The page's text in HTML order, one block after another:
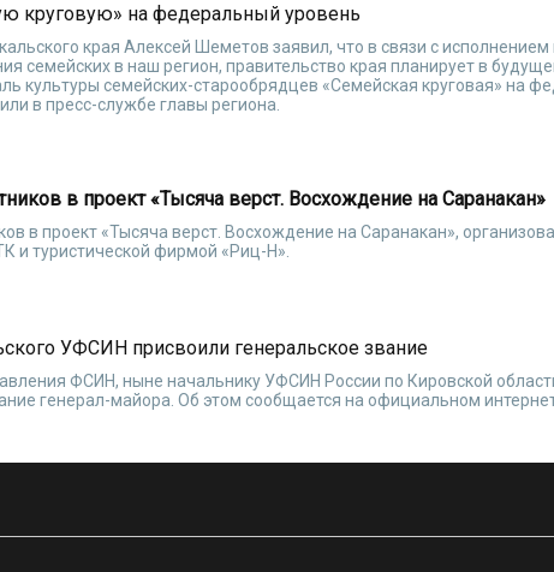
круговую» на федеральный уровень
края Алексей Шеметов заявил, что в связи с исполнением
семейских в наш регион, правительство края планирует в
культуры семейских-старообрядцев «Семейская круговая» на
в пресс-службе главы региона.
в проект «Тысяча верст. Восхождение на Саранакан»
в проект «Тысяча верст. Восхождение на Саранакан»,
и туристической фирмой «Риц-Н».
УФСИН присвоили генеральское звание
ФСИН, ныне начальнику УФСИН России по Кировской
генерал-майора. Об этом сообщается на официальном